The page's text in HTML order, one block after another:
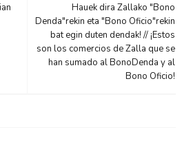
Hauek dira Zallako "Bono
Denda"rekin eta "Bono Oficio"rekin
bat egin duten dendak! // ¡Estos
son los comercios de Zalla que se
han sumado al BonoDenda y al
Bono Oficio!